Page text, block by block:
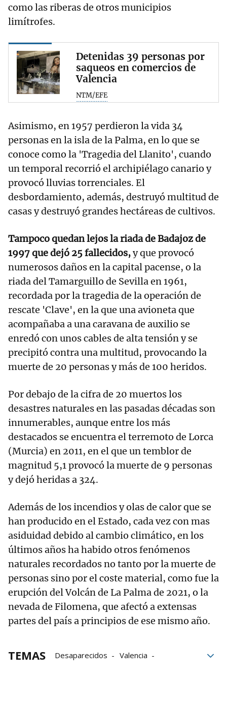
como las riberas de otros municipios
limítrofes.
Detenidas 39 personas por
saqueos en comercios de
Valencia
NTM/EFE
Asimismo, en 1957 perdieron la vida 34
personas en la isla de la Palma, en lo que se
conoce como la 'Tragedia del Llanito', cuando
un temporal recorrió el archipiélago canario y
provocó lluvias torrenciales. El
desbordamiento, además, destruyó multitud de
casas y destruyó grandes hectáreas de cultivos.
Tampoco quedan lejos la riada de Badajoz de
1997 que dejó 25 fallecidos,y que provocó
numerosos daños en la capital pacense, o la
riada del Tamarguillo de Sevilla en 1961,
recordada por la tragedia de la operación de
rescate 'Clave', en la que una avioneta que
acompañaba a una caravana de auxilio se
enredó con unos cables de alta tensión y se
precipitó contra una multitud, provocando la
muerte de 20 personas y más de 100 heridos.
Por debajo de la cifra de 20 muertos los
desastres naturales en las pasadas décadas son
innumerables, aunque entre los más
destacados se encuentra el terremoto de Lorca
(Murcia) en 2011, en el que un temblor de
magnitud 5,1 provocó la muerte de 9 personas
y dejó heridas a 324.
Además de los incendios y olas de calor que se
han producido en el Estado, cada vez con mas
asiduidad debido al cambio climático, en los
últimos años ha habido otros fenómenos
naturales recordados no tanto por la muerte de
personas sino por el coste material, como fue la
erupción del Volcán de La Palma de 2021, o la
nevada de Filomena, que afectó a extensas
partes del país a principios de ese mismo año.
TEMAS Desaparecidos
Valencia